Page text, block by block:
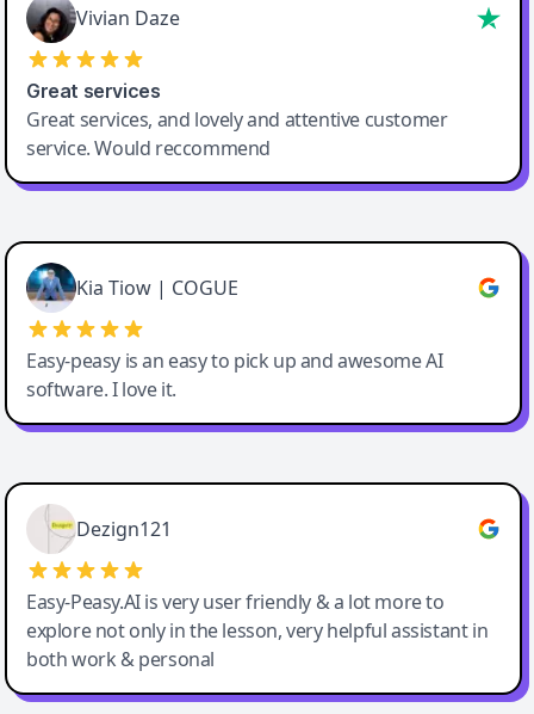
Vivian Daze
Great services
Great services, and lovely and attentive customer
service. Would reccommend
Cody Crabb
Great service, Best AI tool
Kia Tiow | COGUE
Easy-peasy is an easy to pick up and awesome AI
software. I love it.
Easy-Peasy AI
Dezign121
Easy-Peasy.AI is very user friendly & a lot more to
explore not only in the lesson, very helpful assistant in
both work & personal